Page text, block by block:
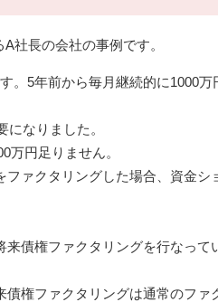
社長の会社の事例です。
。5年前から毎月継続的に1000万
なりました。
万円足りません。
ァクタリングした場合、資金シ
債権ファクタリングを行なって
権ファクタリングは通常のファ